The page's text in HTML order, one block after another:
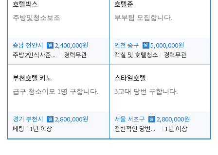
호텔박스
주방및청소보조
충남 천안시 월 2,400,000원
주방2인식사준비및청소린렌보조
경력무관
호텔준
부부팀 모집합니다.
인천 중구 월 5,000,000원
객실 및 호텔청소
경력무관
부천호텔 키노
급구 청소이모 1명 구합니다.
경기 부천시 월 2,800,000원
베팅
1년 이상
스타일호텔
3교대 당번 구합니다.
서울 서초구 월 2,800,000원
전반적인 당번업무
1년 이상